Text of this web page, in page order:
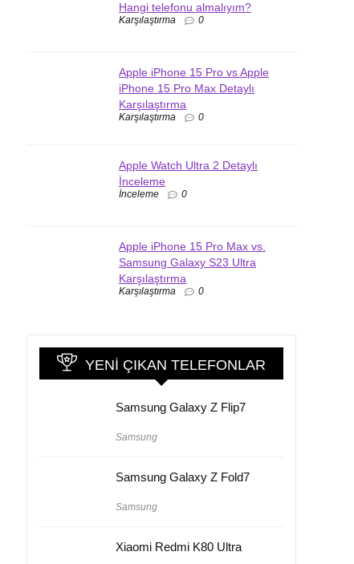
Hangi telefonu almalıyım?
Karşılaştırma 0
Apple iPhone 15 Pro vs Apple
iPhone 15 Pro Max Detaylı
Karşılaştırma
Karşılaştırma 0
Apple Watch Ultra 2 Detaylı
İnceleme
İnceleme 0
Apple iPhone 15 Pro Max vs.
Samsung Galaxy S23 Ultra
Karşılaştırma
Karşılaştırma 0
YENI ÇIKAN TELEFONLAR
Samsung Galaxy Z Flip7
Samsung
Samsung Galaxy Z Fold7
Samsung
Xiaomi Redmi K80 Ultra